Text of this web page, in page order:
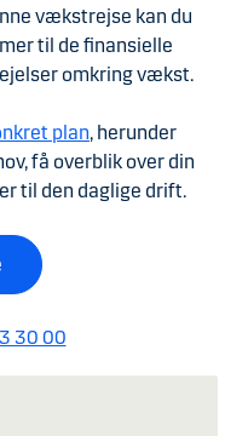
vækstrejse kan du
til de finansielle
omkring vækst.
plan, herunder
få overblik over din
til den daglige drift.
30 00